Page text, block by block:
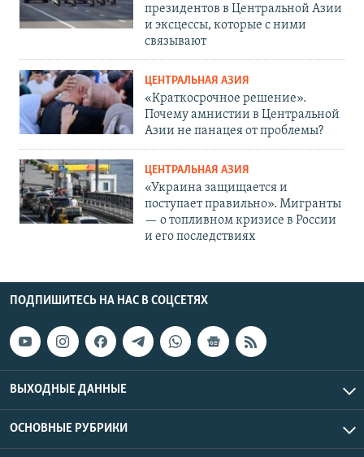
президентов в Центральной Азии
и эксцессы, которые с ними
связывают
ЦЕНТРАЛЬНАЯ АЗИЯ
«Краткосрочное решение».
Почему амнистии в Центральной
Азии не панацея от проблемы?
ЦЕНТРАЛЬНАЯ АЗИЯ
«Украина защищается и
поступает правильно». Мигранты
— о топливном кризисе в России
и его последствиях
ПОДПИШИТЕСЬ НА НАС В СОЦСЕТЯХ
ВЫХОДНЫЕ ДАННЫЕ
ОСНОВНЫЕ РУБРИКИ